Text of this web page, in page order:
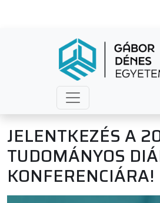
JELENTKEZÉS A
TUDOMÁNYOS
KONFERENCIÁRA!